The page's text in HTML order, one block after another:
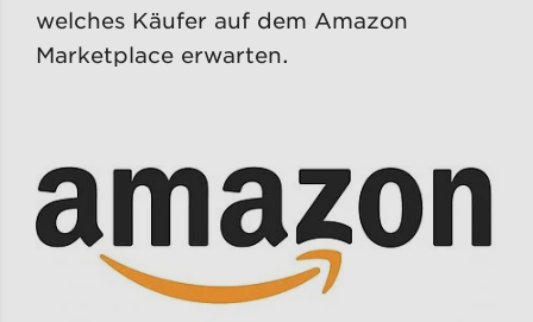
welches Käufer auf dem Amazon
Marketplace erwarten.